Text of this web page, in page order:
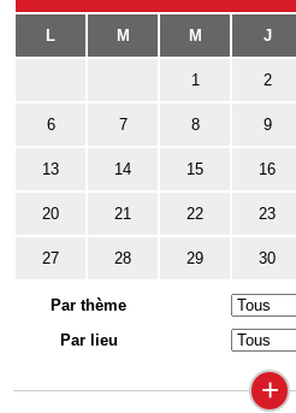
L M M J
1 2
6 7 8 9
13 14 15 16
20 21 22 23
27 28 29 30
Par thème
Par lieu
+